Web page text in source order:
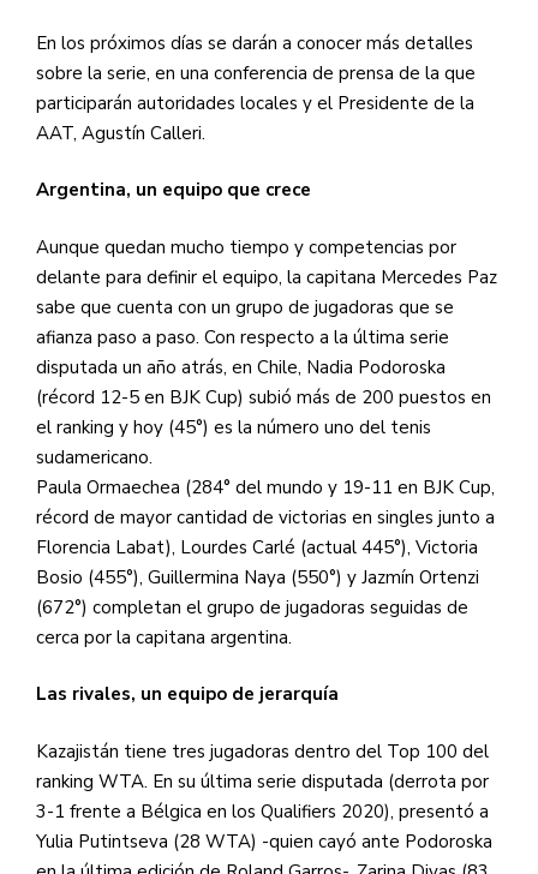
En los próximos días se darán a conocer más detalles
sobre la serie, en una conferencia de prensa de la que
participarán autoridades locales y el Presidente de la
AAT, Agustín Calleri.
Argentina, un equipo que crece
Aunque quedan mucho tiempo y competencias por
delante para definir el equipo, la capitana Mercedes Paz
sabe que cuenta con un grupo de jugadoras que se
afianza paso a paso. Con respecto a la última serie
disputada un año atrás, en Chile, Nadia Podoroska
(récord 12-5 en BJK Cup) subió más de 200 puestos en
el ranking y hoy (45°) es la número uno del tenis
sudamericano.
Paula Ormaechea (284° del mundo y 19-11 en BJK Cup,
récord de mayor cantidad de victorias en singles junto a
Florencia Labat), Lourdes Carlé (actual 445°), Victoria
Bosio (455°), Guillermina Naya (550°) y Jazmín Ortenzi
(672°) completan el grupo de jugadoras seguidas de
cerca por la capitana argentina.
Las rivales, un equipo de jerarquía
Kazajistán tiene tres jugadoras dentro del Top 100 del
ranking WTA. En su última serie disputada (derrota por
3-1 frente a Bélgica en los Qualifiers 2020), presentó a
Yulia Putintseva (28 WTA) -quien cayó ante Podoroska